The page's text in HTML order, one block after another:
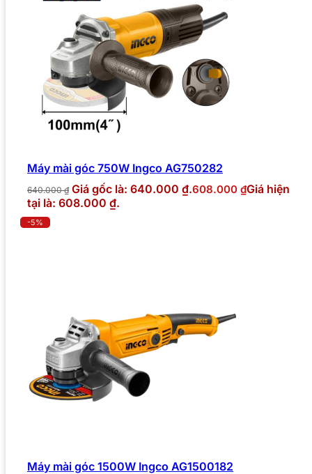
Máy mài góc 750W Ingco AG750282
640.000₫ Giá gốc là: 640.000 ₫.608.000 ₫Giá hiện
tại là: 608.000 ₫.
-5%
Máy mài góc 1500W Ingco AG1500182